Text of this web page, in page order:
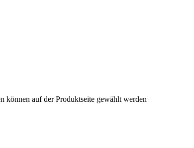
können auf der Produktseite gewählt werden